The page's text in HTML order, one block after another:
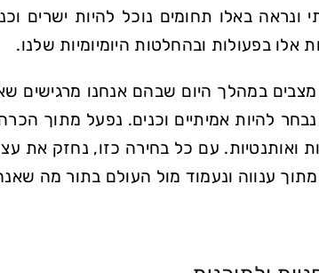
ונראה באלו תחומים נוכל להיות ישרים
אלו בפעולות ובהחלטות היומיומיות שלנו.
במהלך היום שבהם אנחנו מרגישים
להיות אמיתיים וכנים. נפעל מתוך
ואותנטיות. עם כל בחירה כזו, נחזק את
ענווה ונעמוד מול העולם בתור מה